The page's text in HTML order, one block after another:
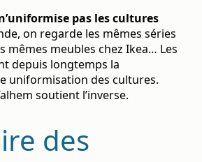
pas les cultures
on regarde les mêmes séries
mêmes meubles chez Ikea… Les
depuis longtemps la
uniformisation des cultures.
soutient l’inverse.
des